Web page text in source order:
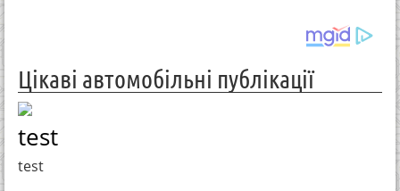
Цікаві автомобільні публікації
test
test